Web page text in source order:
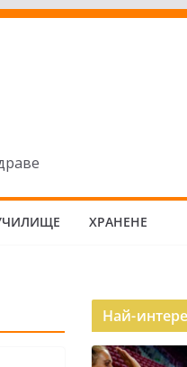
ХРАНЕНЕ
Най-